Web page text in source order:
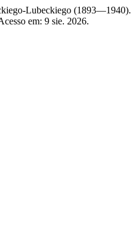
(1893—1940).
em: 9 sie. 2026.